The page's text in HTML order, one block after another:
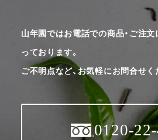
山年園ではお電話での商品・ご注
っております。
ご不明点など、お気軽にお問合せく
0120-